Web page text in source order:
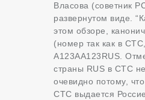
Власова (советник
развернутом виде.
этом обзоре,
(номер так как в
А123АА123RUS.
страны RUS в СТС
очевидно потому,
СТС выдается